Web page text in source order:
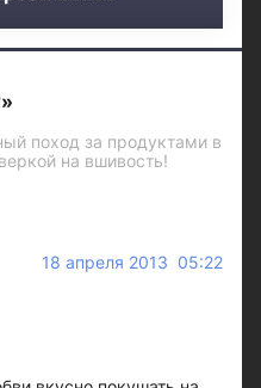
поход за продуктами в
на вшивость!
18 апреля 2013 05:22